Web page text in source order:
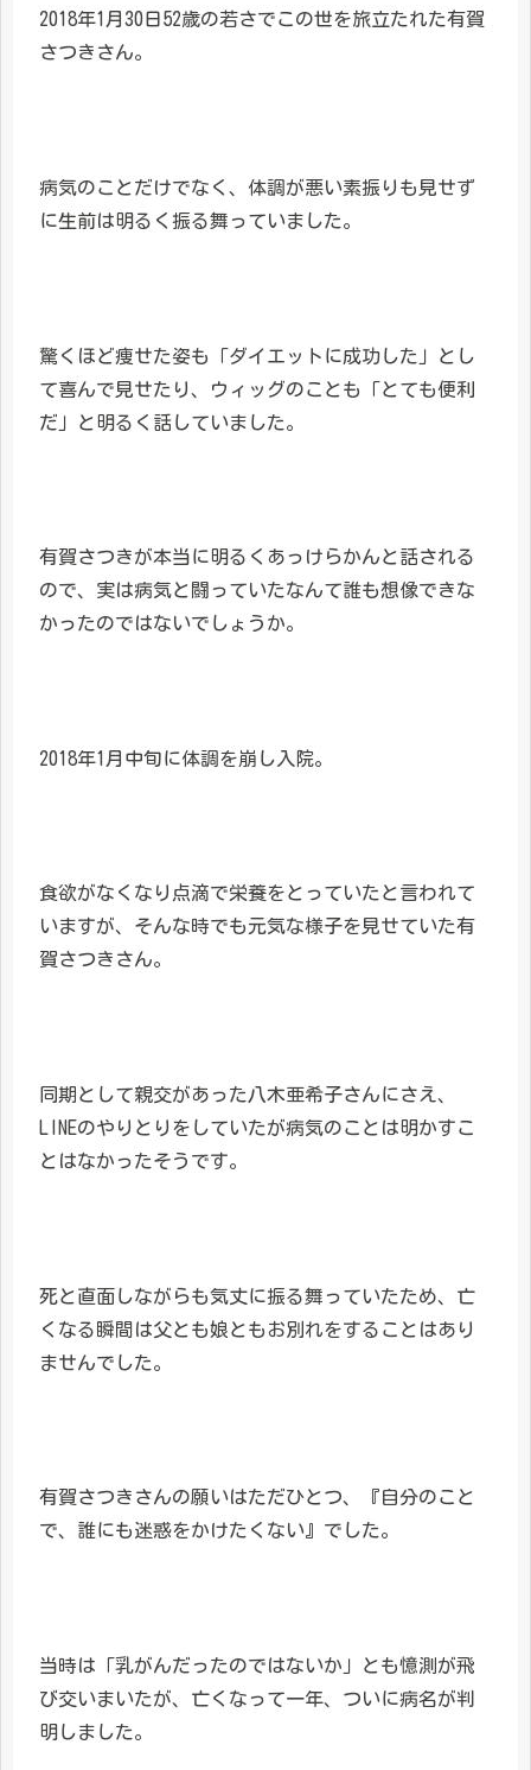
2018年1月30日52歳の若さでこの世を旅立たれた有賀
さつきさん。
病気のことだけでなく、体調が悪い素振りも見せず
に生前は明るく振る舞っていました。
驚くほど痩せた姿も「ダイエットに成功した」とし
て喜んで見せたり、ウィッグのことも「とても便利
だ」と明るく話していました。
有賀さつきが本当に明るくあっけらかんと話される
ので、実は病気と闘っていたなんて誰も想像できな
かったのではないでしょうか。
2018年1月中旬に体調を崩し入院。
食欲がなくなり点滴で栄養をとっていたと言われて
いますが、そんな時でも元気な様子を見せていた有
賀さつきさん。
同期として親交があった八木亜希子さんにさえ、
LINEのやりとりをしていたが病気のことは明かすこ
とはなかったそうです。
死と直面しながらも気丈に振る舞っていたため、亡
くなる瞬間は父とも娘ともお別れをすることはあり
ませんでした。
有賀さつきさんの願いはただひとつ、『自分のこと
で、誰にも迷惑をかけたくない』でした。
当時は「乳がんだったのではないか」とも憶測が飛
び交いまいたが、亡くなって一年、ついに病名が判
明しました。